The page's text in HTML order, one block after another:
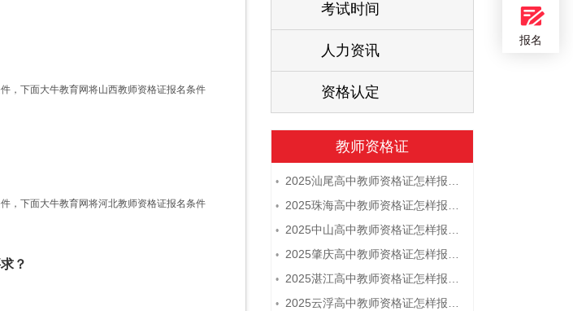
，下面大牛教育网将山西教师资格证报名条件
，下面大牛教育网将河北教师资格证报名条件
？
考试时间
人力资讯
资格认定
资格认定
教师资格证
• 2025汕尾高中教师资格证怎样报名 附流程
• 2025珠海高中教师资格证怎样报名 附流程
• 2025中山高中教师资格证怎样报名 附流程
• 2025肇庆高中教师资格证怎样报名 附流程
• 2025湛江高中教师资格证怎样报名 附流程
• 2025云浮高中教师资格证怎样报名 附流程
报名